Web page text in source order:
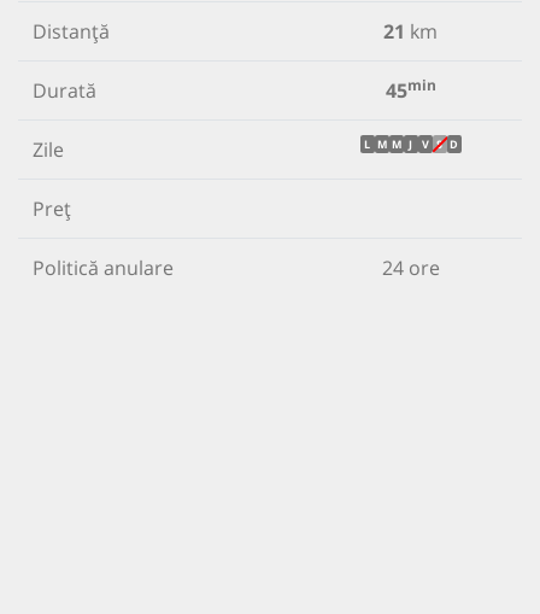
Distanță 21 km
Durată 45min
Zile L M M J V S D
Preț
Politică anulare 24 ore